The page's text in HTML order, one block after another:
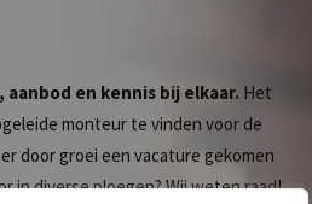
en kennis bij elkaar. Het
monteur te vinden voor de
door groei een vacature gekomen
in diverse ploegen? Wij weten raad!